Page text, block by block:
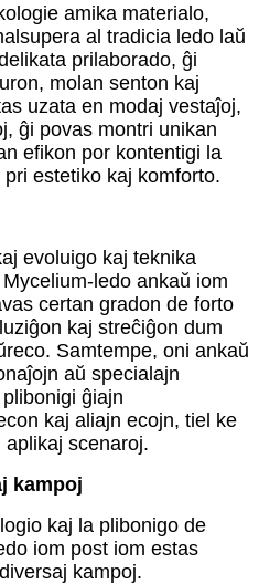
amika materialo,
al tradicia ledo laŭ
prilaborado, ĝi
molan senton kaj
uzata en modaj vestaĵoj,
ĝi povas montri unikan
efikon por kontentigi la
estetiko kaj komforto.
evoluigo kaj teknika
ledo ankaŭ iom
certan gradon de forto
kaj streĉiĝon dum
Samtempe, oni ankaŭ
aŭ specialajn
ĝiajn
kaj aliajn ecojn, tiel ke
scenaroj.
kampoj
kaj la plibonigo de
iom post iom estas
kampoj.